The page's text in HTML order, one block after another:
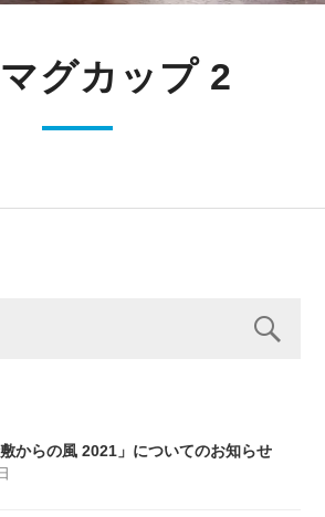
グカップ 2
からの風 2021」についてのお知らせ